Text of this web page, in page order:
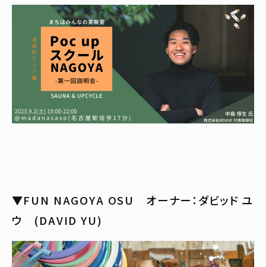
▼FUN NAGOYA OSU オーナー：ダビッド ユ
ウ (DAVID YU)